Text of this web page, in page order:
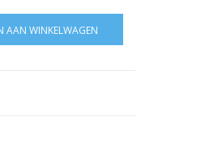
AAN WINKELWAGEN